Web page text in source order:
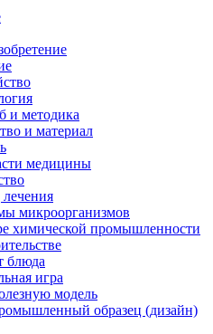
и методика
и материал
медицины
микроорганизмов
химической промышленности
блюда
игра
модель
образец (дизайн)